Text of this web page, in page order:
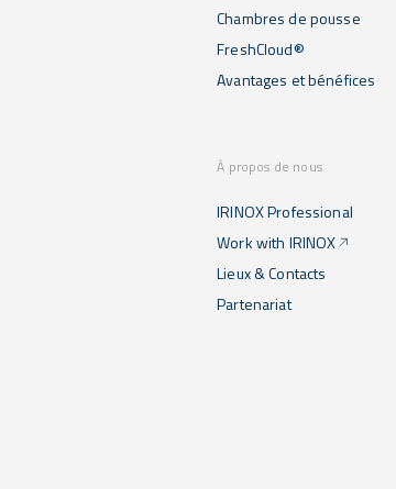
Chambres de pousse
FreshCloud®
Avantages et bénéfices
À propos de nous
IRINOX Professional
Work with IRINOX
Lieux & Contacts
Partenariat